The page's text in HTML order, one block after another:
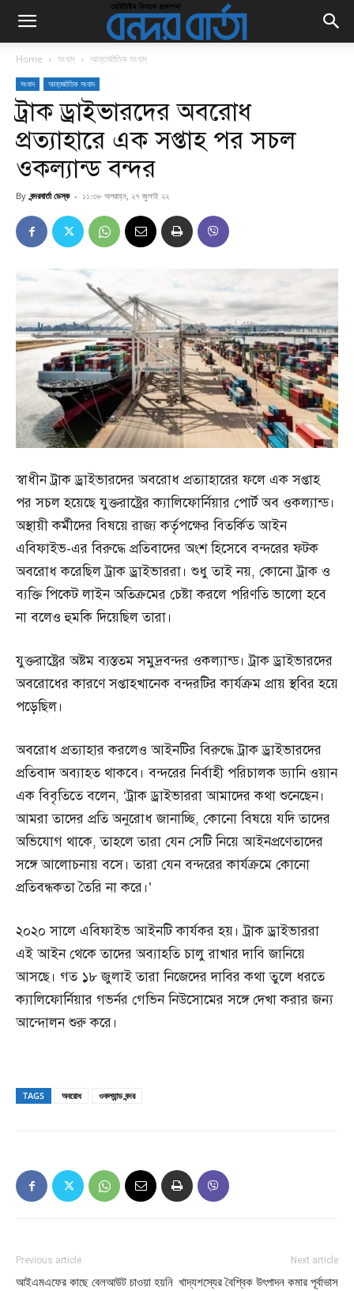
Home সংবাদ আন্তর্জাতিক সংবাদ
সংবাদ আন্তর্জাতিক সংবাদ
ট্রাক ড্রাইভারদের অবরোধ
প্রত্যাহারে এক সপ্তাহ পর সচল
ওকল্যান্ড বন্দর
By বন্দরবার্তা ডেস্ক - ১১:৩৮ অপরাহ্ন, ২৭ জুলাই ২২
স্বাধীন ট্রাক ড্রাইভারদের অবরোধ প্রত্যাহারের ফলে এক সপ্তাহ
পর সচল হয়েছে যুক্তরাষ্ট্রের ক্যালিফোর্নিয়ার পোর্ট অব ওকল্যান্ড।
অস্থায়ী কর্মীদের বিষয়ে রাজ্য কর্তৃপক্ষের বিতর্কিত আইন
এবিফাইভ-এর বিরুদ্ধে প্রতিবাদের অংশ হিসেবে বন্দরের ফটক
অবরোধ করেছিল ট্রাক ড্রাইভাররা। শুধু তাই নয়, কোনো ট্রাক ও
ব্যক্তি পিকেট লাইন অতিক্রমের চেষ্টা করলে পরিণতি ভালো হবে
না বলেও হুমকি দিয়েছিল তারা।
যুক্তরাষ্ট্রের অষ্টম ব্যস্ততম সমুদ্রবন্দর ওকল্যান্ড। ট্রাক ড্রাইভারদের
অবরোধের কারণে সপ্তাহখানেক বন্দরটির কার্যক্রম প্রায় স্থবির হয়ে
পড়েছিল।
অবরোধ প্রত্যাহার করলেও আইনটির বিরুদ্ধে ট্রাক ড্রাইভারদের
প্রতিবাদ অব্যাহত থাকবে। বন্দরের নির্বাহী পরিচালক ড্যানি ওয়ান
এক বিবৃতিতে বলেন, ‘ট্রাক ড্রাইভাররা আমাদের কথা শুনেছেন।
আমরা তাদের প্রতি অনুরোধ জানাচ্ছি, কোনো বিষয়ে যদি তাদের
অভিযোগ থাকে, তাহলে তারা যেন সেটি নিয়ে আইনপ্রণেতাদের
সঙ্গে আলোচনায় বসে। তারা যেন বন্দরের কার্যক্রমে কোনো
প্রতিবন্ধকতা তৈরি না করে।’
২০২০ সালে এবিফাইভ আইনটি কার্যকর হয়। ট্রাক ড্রাইভাররা
এই আইন থেকে তাদের অব্যাহতি চালু রাখার দাবি জানিয়ে
আসছে। গত ১৮ জুলাই তারা নিজেদের দাবির কথা তুলে ধরতে
ক্যালিফোর্নিয়ার গভর্নর গেভিন নিউসোমের সঙ্গে দেখা করার জন্য
আন্দোলন শুরু করে।
TAGS অবরোধ ওকল্যান্ড বন্দর
Previous article
আইএমএফের কাছে বেলআউট চাওয়া হয়নি
Next article
খাদ্যশস্যের বৈশ্বিক উৎপাদন কমার পূর্বাভাস